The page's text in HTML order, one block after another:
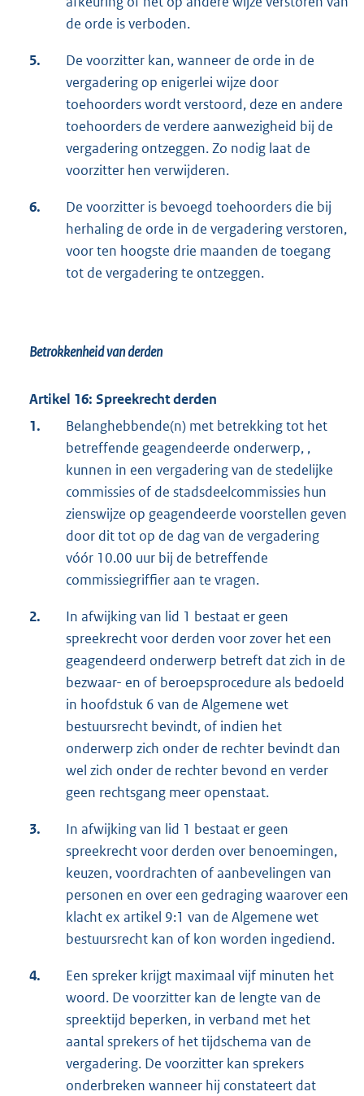
de orde is verboden.
5.
De voorzitter kan, wanneer de orde in de
vergadering op enigerlei wijze door
toehoorders wordt verstoord, deze en andere
toehoorders de verdere aanwezigheid bij de
vergadering ontzeggen. Zo nodig laat de
voorzitter hen verwijderen.
6.
De voorzitter is bevoegd toehoorders die bij
herhaling de orde in de vergadering verstoren,
voor ten hoogste drie maanden de toegang
tot de vergadering te ontzeggen.
Betrokkenheid van derden
Artikel 16: Spreekrecht derden
1.
Belanghebbende(n) met betrekking tot het
betreffende geagendeerde onderwerp, ,
kunnen in een vergadering van de stedelijke
commissies of de stadsdeelcommissies hun
zienswijze op geagendeerde voorstellen geven
door dit tot op de dag van de vergadering
vóór 10.00 uur bij de betreffende
commissiegriffier aan te vragen.
2.
In afwijking van lid 1 bestaat er geen
spreekrecht voor derden voor zover het een
geagendeerd onderwerp betreft dat zich in de
bezwaar- en of beroepsprocedure als bedoeld
in hoofdstuk 6 van de Algemene wet
bestuursrecht bevindt, of indien het
onderwerp zich onder de rechter bevindt dan
wel zich onder de rechter bevond en verder
geen rechtsgang meer openstaat.
3.
In afwijking van lid 1 bestaat er geen
spreekrecht voor derden over benoemingen,
keuzen, voordrachten of aanbevelingen van
personen en over een gedraging waarover een
klacht ex artikel 9:1 van de Algemene wet
bestuursrecht kan of kon worden ingediend.
4.
Een spreker krijgt maximaal vijf minuten het
woord. De voorzitter kan de lengte van de
spreektijd beperken, in verband met het
aantal sprekers of het tijdschema van de
vergadering. De voorzitter kan sprekers
onderbreken wanneer hij constateert dat